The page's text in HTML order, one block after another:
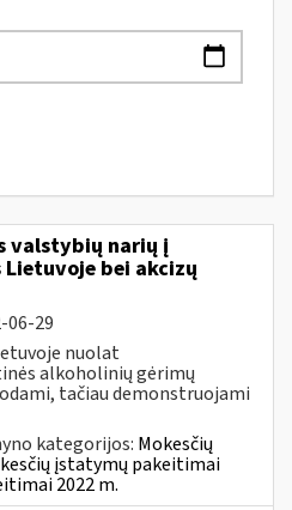
valstybių narių į
bei akcizų
06-29
nuolat
alkoholinių gėrimų
tačiau demonstruojami
kategorijos: Mokesčių
įstatymų pakeitimai
2022 m.